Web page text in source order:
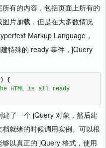
有的内容，包括页面上所有的
片加载，但是在大多数情况
Markup Language，
特殊的 ready 事件，jQuery
{
HTML is all ready
了一个 jQuery 对象，然后建
就绪的时候调用实例。可以根
以真正的 jQuery 格式，使用